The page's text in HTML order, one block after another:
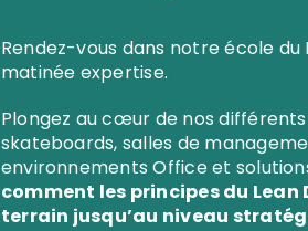
Rendez-vous dans notre école du
matinée expertise.
Plongez au cœur de nos
skateboards, salles de
environnements Office et
comment les principes du Lean
terrain jusqu’au niveau